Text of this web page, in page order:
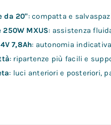
da 20": compatta e
MXUS: assistenza
7,8Ah: autonomia
: ripartenze più facili e
: luci anteriori e posteriori,